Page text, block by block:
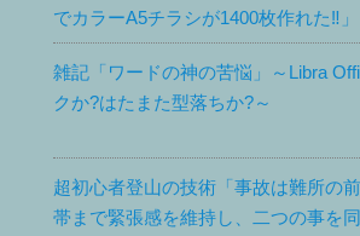
でカラーA5チラシが1400枚作れた‼︎」
雑記「ワードの神の苦悩」～Libra
クか?はたまた型落ちか?～
超初心者登山の技術「事故は難所の
帯まで緊張感を維持し、二つの事を同